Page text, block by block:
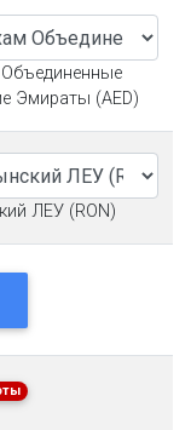
Эмираты (AED)
ЛЕУ (RON)